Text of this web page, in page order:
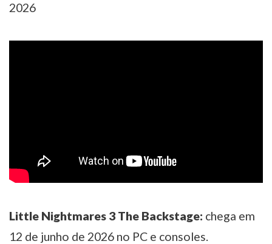
2026
Little Nightmares 3 The Backstage: chega em
12 de junho de 2026 no PC e consoles.